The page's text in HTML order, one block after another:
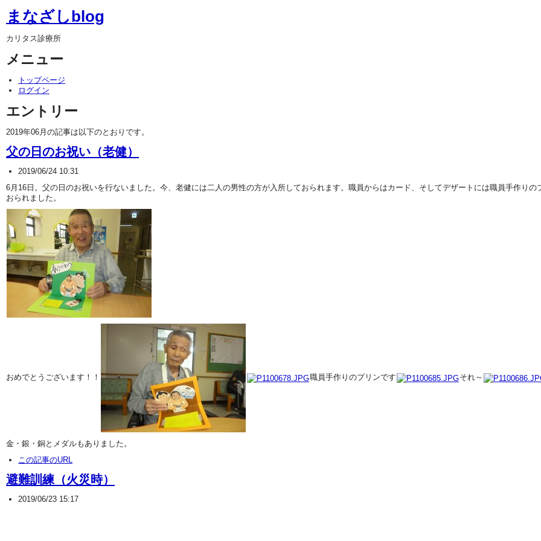
まなざしblog
カリタス診療所
メニュー
トップページ
ログイン
エントリー
2019年06月の記事は以下のとおりです。
父の日のお祝い（老健）
2019/06/24 10:31
6月16日。父の日のお祝いを行ないました。今、老健には二人の男性の方が入所しておられます。職員からはカード、そしてデザートには職員手作り
おられました。
おめでとうございます！！ 職員手作りのプリンです それ～
金・銀・銅とメダルもありました。
この記事のURL
避難訓練（火災時）
2019/06/23 15:17